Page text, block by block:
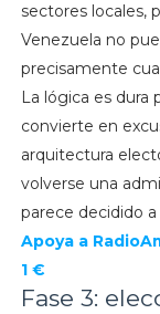
sectores locales,
Venezuela no
precisamente
La lógica es dura
convierte en
arquitectura
volverse una
parece decidido
Apoya a
1 €
Fase 3: